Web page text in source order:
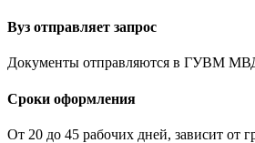
Вуз отправляет запрос
Документы отправляются в ГУВМ
Сроки оформления
От 20 до 45 рабочих дней, зависит от